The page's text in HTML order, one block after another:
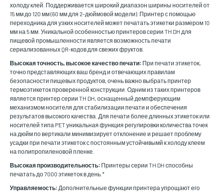
холоду клей. Поддерживается широкий диапазон ширины носителей от
15 мм до 120 мм (60 мм для 2-дюймовой модели). Принтер с помощью
переходника для узких носителей может печатать этикетки размером 10
мм на 5 мм. Уникальной особенностью принтеров серии TH DH для
пищевой промышленности является возможность печати
сериализованных QR-кодов для свежих фруктов.
Высокая точность, высокое качество печати: При печати этикеток,
точно представляющих ваш бренд и отвечающих правилам
безопасности пищевых продуктов, очень важно выбрать принтер
термоэтикеток проверенной конструкции. Одним из таких принтеров
является принтер серии TH DH, оснащенный демпферующим
механизмом носителя для стабилизации печати и обеспечения
результатов высокого качества. Для печати более длинных этикеток или
носителей типа PET уникальная функция регулировки количества точек
на дюйм по вертикали минимизирует отклонение и решает проблему
усадки при печати этикеток с постоянным устойчивымй к холоду клеем
на полипропиленовой пленке.
Высокая производительность: Принтеры серии TH DH способны
печатать до 7000 этикеток в день.*
Управляемость: Дополнительные функции принтера упрощают его